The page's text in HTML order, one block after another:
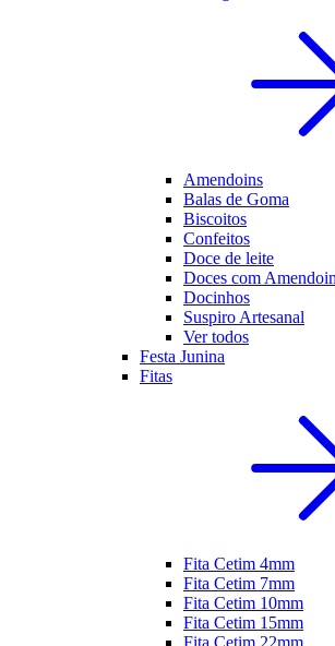
Amendoins
Balas de Goma
Biscoitos
Confeitos
Doce de leite
Doces com
Docinhos
Suspiro Artesanal
Ver todos
Festa Junina
Fitas
Fita Cetim 4mm
Fita Cetim 7mm
Fita Cetim 10mm
Fita Cetim 15mm
Fita Cetim 22mm